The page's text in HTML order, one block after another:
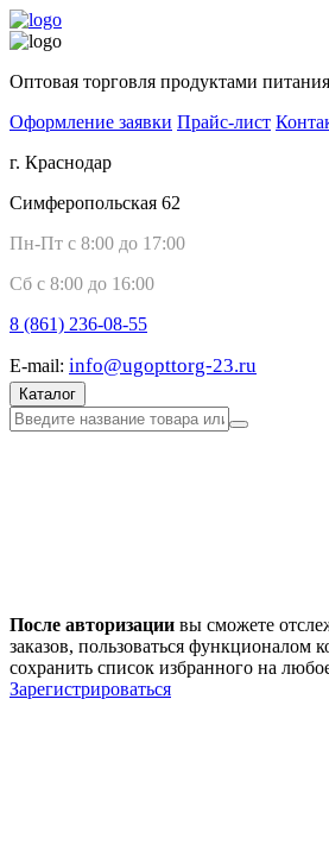
Оптовая торговля продуктами питания
Оформление заявки Прайс-лист
г. Краснодар
Симферопольская 62
Пн-Пт с 8:00 до 17:00
Сб с 8:00 до 16:00
8 (861) 236-08-55
E-mail: info@ugopttorg-23.ru
Каталог
После авторизации вы сможете
заказов, пользоваться функционалом
сохранить список избранного на
Зарегистрироваться